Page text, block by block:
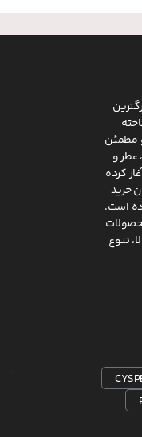
مطمئن
عطر و
کرده
خرید
است.
تنوع